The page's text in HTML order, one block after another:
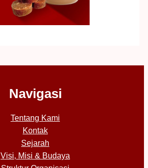
Navigasi
Tentang Kami
Kontak
Sejarah
Visi, Misi & Budaya